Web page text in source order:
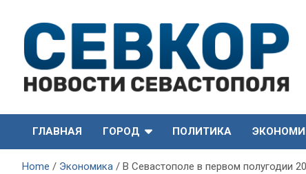
content
СевКор — Новости
Севастополя
Севастополя
ГЛАВНАЯ
ГОРОД ПОЛИТИКА
Home Экономика В Севастополе в первом полугодии